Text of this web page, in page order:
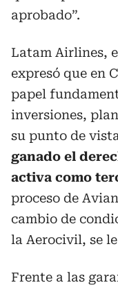
aprobado”.
Latam Airlines,
expresó que en
papel
inversiones,
su punto de
ganado el
activa como
proceso de
cambio de
la Aerocivil, se
Frente a las